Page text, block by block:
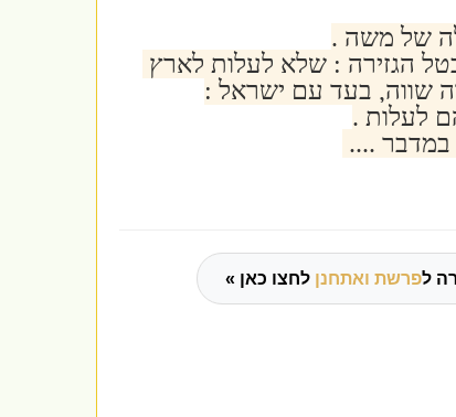
של משה .
הגזירה : שלא לעלות לארץ
שווה, בעד עם ישראל :
לעלות .
במדבר ....
לפרשת ואתחנן לחצו כאן »